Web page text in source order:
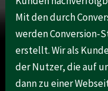
Mit den durch
werden Conversion-
erstellt. Wir als
der Nutzer, die auf
dann zu einer